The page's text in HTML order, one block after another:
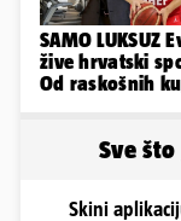
SAMO LUKSUZ
žive hrvatski
Od raskošnih
Sve
Skini